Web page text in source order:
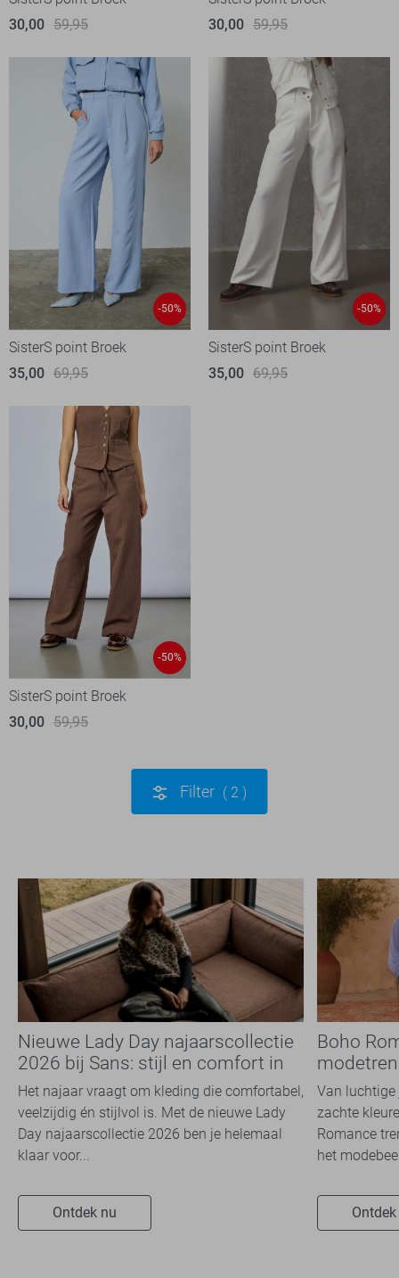
30,00 59,95
30,00 59,95
-50%
SisterS point Broek
35,00 69,95
-50%
SisterS point Broek
35,00 69,95
-50%
SisterS point Broek
30,00 59,95
Filter 2
Nieuwe Lady Day najaarscollectie
2026 bij Sans: stijl en comfort in
travelkwaliteit
Het najaar vraagt om kleding die comfortabel,
veelzijdig én stijlvol is. Met de nieuwe Lady
Day najaarscollectie 2026 ben je helemaal
klaar voor...
Ontdek nu
Boho
overal
Van luchtige
zachte
Romance
het